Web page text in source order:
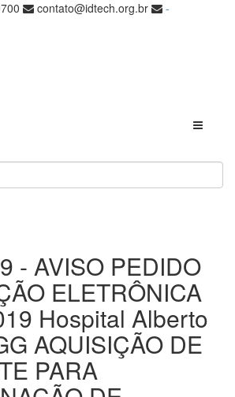
contato@idtech.org.br
-
Toggle
- AVISO PEDIDO
ELETRÔNICA
Hospital Alberto
AQUISIÇÃO DE
PARA